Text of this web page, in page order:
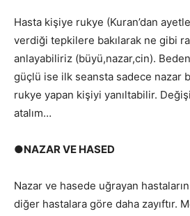
Hasta kişiye rukye (Kuran’dan
verdiği tepkilere bakılarak ne gibi
anlayabiliriz (büyü,nazar,cin).
güçlü ise ilk seansta sadece nazar
rukye yapan kişiyi yanıltabilir.
atalım…
●NAZAR VE HASED
Nazar ve hasede uğrayan hastaların
diğer hastalara göre daha zayıftır.